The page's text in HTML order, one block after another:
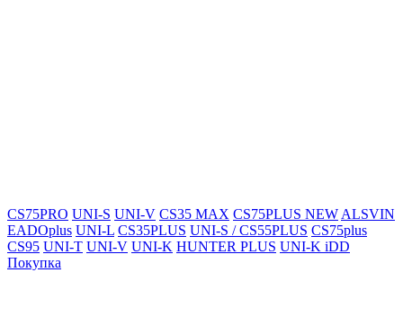
CS75PRO UNI-S UNI-V CS35 MAX CS75PLUS NEW ALSVIN
EADOplus UNI-L CS35PLUS UNI-S / CS55PLUS CS75plus
CS95 UNI-T UNI-V UNI-K HUNTER PLUS UNI-K iDD
Покупка